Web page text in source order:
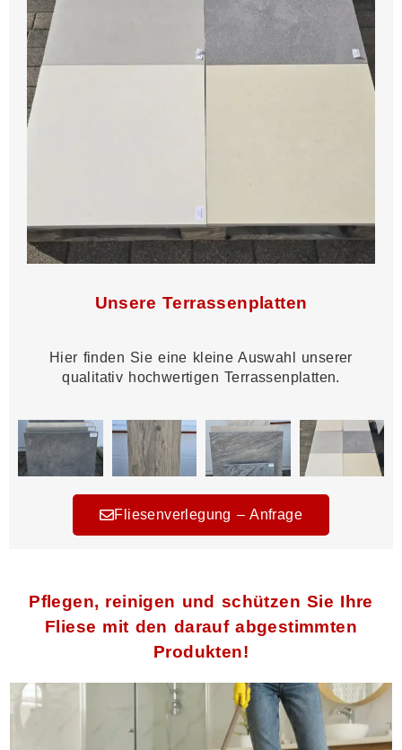
Unsere Terrassenplatten
Hier finden Sie eine kleine Auswahl unserer
qualitativ hochwertigen Terrassenplatten.
Fliesenverlegung – Anfrage
Pflegen, reinigen und schützen Sie Ihre
Fliese mit den darauf abgestimmten
Produkten!